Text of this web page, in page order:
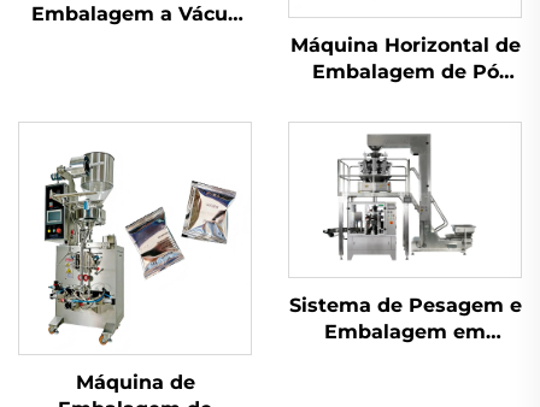
Embalagem a Vácuo
Máquina Horizontal de
Embalagem de Pó
Máquina de
Sistema de Pesagem e
Embalagem em